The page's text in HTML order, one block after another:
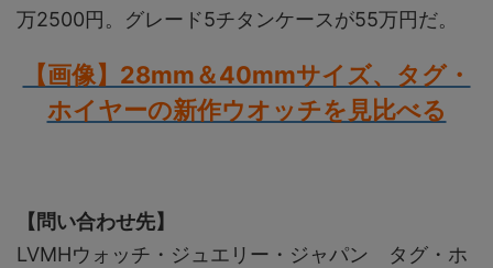
万2500円。グレード5チタンケースが55万円だ。
【画像】28mm＆40mmサイズ、タグ・
ホイヤーの新作ウオッチを見比べる
【問い合わせ先】
LVMHウォッチ・ジュエリー・ジャパン タグ・ホ